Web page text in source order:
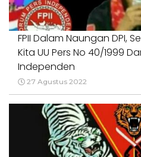
FPII Dalam Naungan DPI,
Kita UU Pers No 40/1999
Independen
27 Agustus 2022